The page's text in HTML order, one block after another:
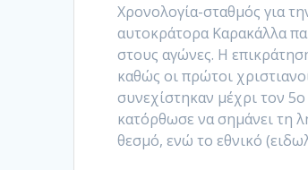
Χρονολογία-σταθμός για
αυτοκράτορα Καρακάλλα
στους αγώνες. Η
καθώς οι πρώτοι
συνεχίστηκαν μέχρι τον
κατόρθωσε να σημάνει τη
θεσμό, ενώ το εθνικό